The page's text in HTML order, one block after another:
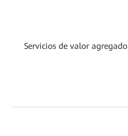
Servicios de valor agregado